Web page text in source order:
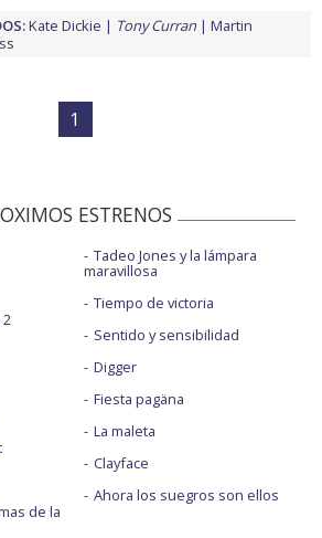
Kate Dickie Tony Curran
Martin
1
ESTRENOS
de la
Tadeo Jones y la lámpara
maravillosa
Tiempo de victoria
Sentido y sensibilidad
Digger
Fiesta pagäna
La maleta
Clayface
Ahora los suegros son ellos